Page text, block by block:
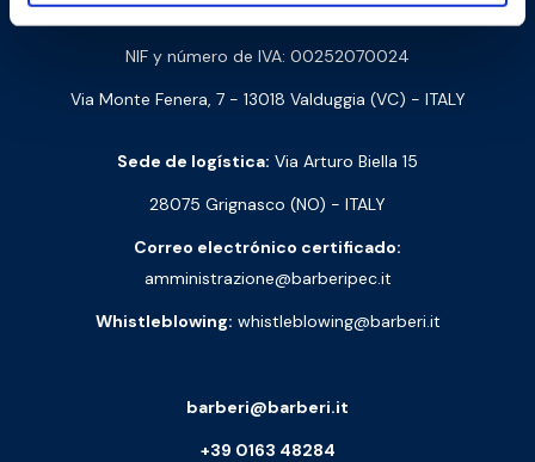
Barberi Rubinetterie Industriali S.r.l. a socio unico
NIF y número de IVA: 00252070024
Via Monte Fenera, 7 - 13018 Valduggia (VC) - ITALY
Sede de logística: Via Arturo Biella 15
28075 Grignasco (NO) - ITALY
Correo electrónico certificado:
amministrazione@barberipec.it
Whistleblowing: whistleblowing@barberi.it
barberi@barberi.it
+39 0163 48284